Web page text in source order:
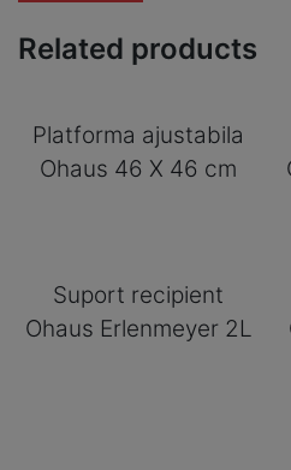
Related products
Platforma ajustabila
Ohaus 46 X 46 cm
Suport recipient
Ohaus Erlenmeyer 2L